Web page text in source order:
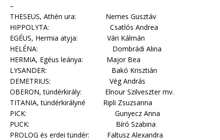
–
THESEUS, Athén ura: Nemes Gusztáv
HIPPOLYTA: Csatlós Andrea
EGÉUS, Hermia atyja: Vári Kálmán
HELÉNA: Dombrádi Alina
HERMIA, Egéus leánya: Major Bea
LYSANDER: Bakó Krisztián
DEMETRIUS: Vég András
OBERON, tündérkirály: Elnour Szilveszter mv.
TITANIA, tündérkirályné Ripli Zsuzsanna
PICK: Gunyecz Anna
PUCK: Bíró Szabina
PROLOG és erdei tündér: Faltusz Alexandra